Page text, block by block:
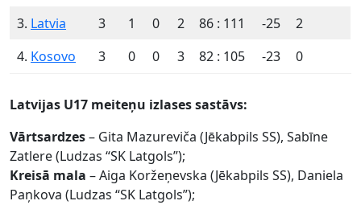
3. Latvia 3 1 0 2 86 : 111 -25
2
4. Kosovo 3 0 0 3 82 : 105 -23 0
Latvijas U17 meiteņu izlases sastāvs:
Vārtsardzes– Gita Mazureviča (Jēkabpils SS), Sabīne
Zatlere (Ludzas “SK Latgols”);
Kreisā mala – Aiga Koržeņevska (Jēkabpils SS), Daniela
Paņkova (Ludzas “SK Latgols”);